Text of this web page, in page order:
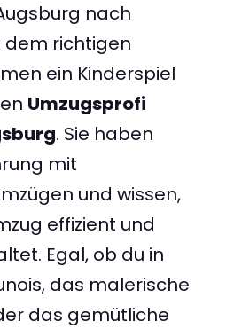
nach
dem richtigen
ein Kinderspiel
Umzugsprofi
. Sie haben
mit
und wissen,
effizient und
Egal, ob du in
das malerische
das gemütliche